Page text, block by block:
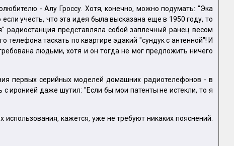
- Алу Гроссу. Хотя, конечно, можно подумать: "Эка
учесть, что эта идея была высказана еще в 1950 году, то
радиостанция представляла собой заплечный ранец весом
таскать по квартире эдакий "сундук с антенной"! И
людьми, хотя и он тогда не мог предложить ничего
первых серийных моделей домашних радиотелефонов - в
с иронией даже шутил: "Если бы мои патенты не истекли, то я
кажется, уже не требуют никаких пояснений.